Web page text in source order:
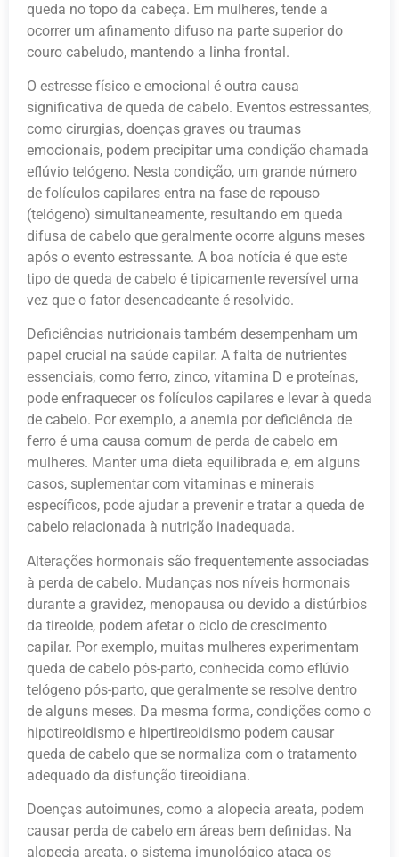
queda no topo da cabeça. Em mulheres, tende a
ocorrer um afinamento difuso na parte superior do
couro cabeludo, mantendo a linha frontal.
O estresse físico e emocional é outra causa
significativa de queda de cabelo. Eventos estressantes,
como cirurgias, doenças graves ou traumas
emocionais, podem precipitar uma condição chamada
eflúvio telógeno. Nesta condição, um grande número
de folículos capilares entra na fase de repouso
(telógeno) simultaneamente, resultando em queda
difusa de cabelo que geralmente ocorre alguns meses
após o evento estressante. A boa notícia é que este
tipo de queda de cabelo é tipicamente reversível uma
vez que o fator desencadeante é resolvido.
Deficiências nutricionais também desempenham um
papel crucial na saúde capilar. A falta de nutrientes
essenciais, como ferro, zinco, vitamina D e proteínas,
pode enfraquecer os folículos capilares e levar à queda
de cabelo. Por exemplo, a anemia por deficiência de
ferro é uma causa comum de perda de cabelo em
mulheres. Manter uma dieta equilibrada e, em alguns
casos, suplementar com vitaminas e minerais
específicos, pode ajudar a prevenir e tratar a queda de
cabelo relacionada à nutrição inadequada.
Alterações hormonais são frequentemente associadas
à perda de cabelo. Mudanças nos níveis hormonais
durante a gravidez, menopausa ou devido a distúrbios
da tireoide, podem afetar o ciclo de crescimento
capilar. Por exemplo, muitas mulheres experimentam
queda de cabelo pós-parto, conhecida como eflúvio
telógeno pós-parto, que geralmente se resolve dentro
de alguns meses. Da mesma forma, condições como o
hipotireoidismo e hipertireoidismo podem causar
queda de cabelo que se normaliza com o tratamento
adequado da disfunção tireoidiana.
Doenças autoimunes, como a alopecia areata, podem
causar perda de cabelo em áreas bem definidas. Na
alopecia areata, o sistema imunológico ataca os